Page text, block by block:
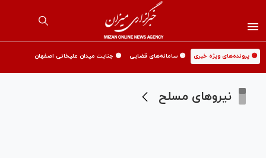
🟡 پرونده‌های ویژه خبری 🟡 سامانه‌های قضایی 🟡 جنایت میدان علیخانی اصفهان
نیروهای مسلح